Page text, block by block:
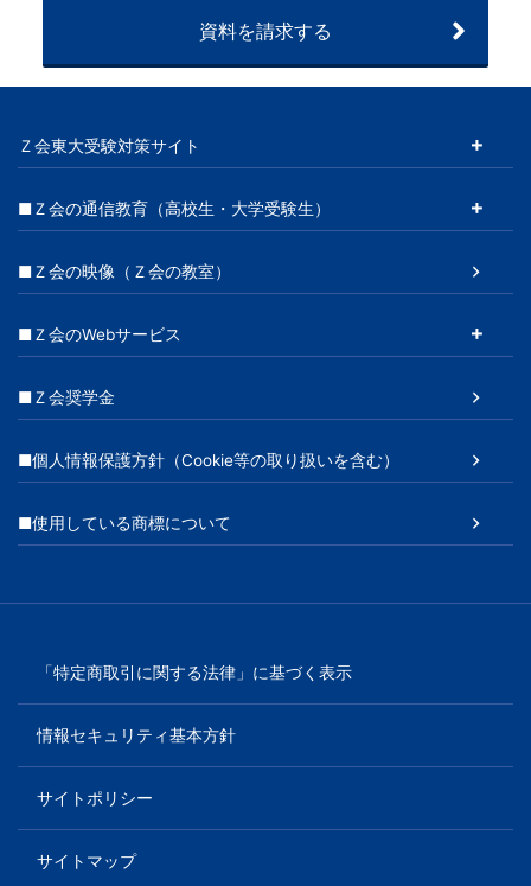
資料を請求する
Ｚ会東大受験対策サイト
■Ｚ会の通信教育（高校生・大学受験生）
■Ｚ会の映像（Ｚ会の教室）
■Ｚ会のWebサービス
■Ｚ会奨学金
■個人情報保護方針（Cookie等の取り扱いを含む）
■使用している商標について
「特定商取引に関する法律」に基づく表示
情報セキュリティ基本方針
サイトポリシー
サイトマップ